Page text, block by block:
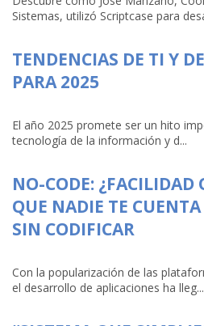
Sistemas, utilizó Scriptcase para
TENDENCIAS DE TI Y
PARA 2025
El año 2025 promete ser un hito
tecnología de la información y d...
NO-CODE: ¿FACILIDAD
QUE NADIE TE CUENTA
SIN CODIFICAR
Con la popularización de las
el desarrollo de aplicaciones ha lleg...